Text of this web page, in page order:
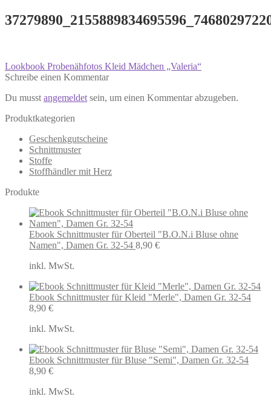
Beitragsnavigation
Vorheriger
Beitrag:
Lookbook Probenähfotos Kleid Mädchen „Valeria“
Schreibe einen Kommentar
Du musst angemeldet sein, um einen Kommentar abzugeben.
Produktkategorien
Geschenkgutscheine
Schnittmuster
Stoffe
Stoffhändler mit Herz
Produkte
Ebook Schnittmuster für Oberteil "B.O.N.i Bluse ohne
Namen", Damen Gr. 32-54 8,90 €
inkl. MwSt.
Ebook Schnittmuster für Kleid "Merle", Damen Gr. 32-54
8,90 €
inkl. MwSt.
Ebook Schnittmuster für Bluse "Semi", Damen Gr. 32-54
8,90 €
inkl. MwSt.